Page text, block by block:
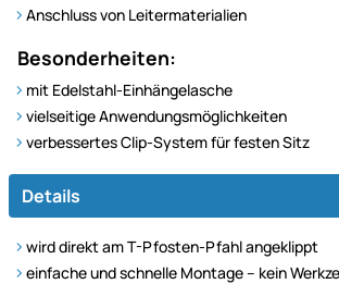
Anschluss von Leitermaterialien
Besonderheiten:
mit Edelstahl-Einhängelasche
vielseitige Anwendungsmöglichkeiten
verbessertes Clip-System für festen Sitz
Details
wird direkt am T-Pfosten-Pfahl angeklippt
einfache und schnelle Montage – kein